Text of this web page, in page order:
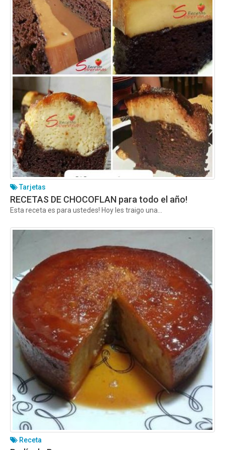
Tarjetas
RECETAS DE CHOCOFLAN para todo el año!
Esta receta es para ustedes! Hoy les traigo una...
Receta